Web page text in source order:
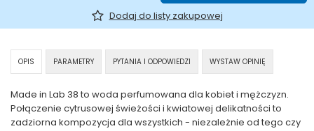
Dodaj do listy zakupowej
OPIS PARAMETRY PYTANIA I ODPOWIEDZI WYSTAW OPINIĘ
Made in Lab 38 to woda perfumowana dla kobiet i mężczyzn.
Połączenie cytrusowej świeżości i kwiatowej delikatności to
zadziorna kompozycja dla wszystkich - niezależnie od tego czy